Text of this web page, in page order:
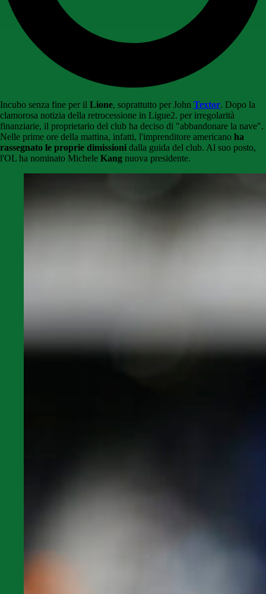
Incubo senza fine per il Lione, soprattutto per John Textor. Dopo la
clamorosa notizia della retrocessione in Ligue2. per irregolarità
finanziarie, il proprietario del club ha deciso di "abbandonare la nave".
Nelle prime ore della mattina, infatti, l'imprenditore americano ha
rassegnato le proprie dimissioni dalla guida del club. Al suo posto,
l'OL ha nominato Michele Kang nuova presidente.